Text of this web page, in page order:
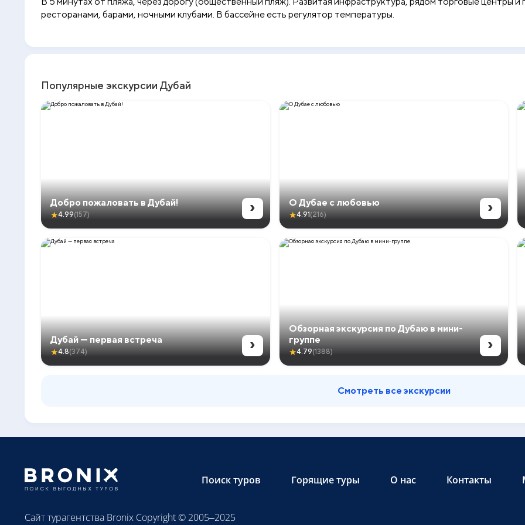
ресторанами, барами, ночными клубами. В бассейне есть регулятор температуры.
Популярные экскурсии Дубай
Добро пожаловать в Дубай!
★4.99(157) › О Дубае с любовью
★4.91 (216) ›
Дубай — первая встреча
★4.8(374) ›
Обзорная экскурсия по Дубаю в мини-
группе
★4.79(1388) ›
Смотреть все экскурсии
Поиск туров Горящие туры О нас Контакты
Сайт турагентства Bronix Copyright © 2005–2025